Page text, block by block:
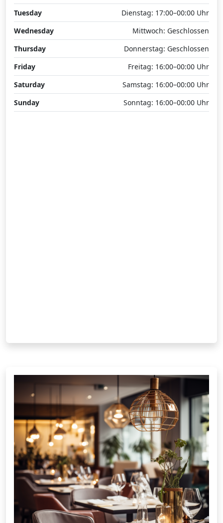
Tuesday
Dienstag: 17:00–00:00 Uhr
Wednesday
Mittwoch: Geschlossen
Thursday
Donnerstag: Geschlossen
Friday
Freitag: 16:00–00:00 Uhr
Saturday
Samstag: 16:00–00:00 Uhr
Sunday
Sonntag: 16:00–00:00 Uhr